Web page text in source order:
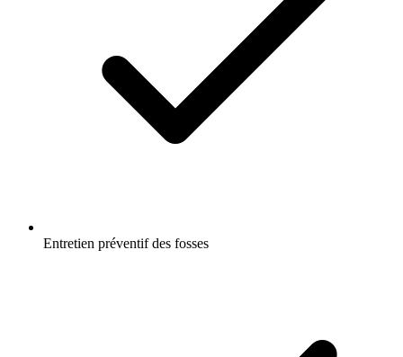
Entretien préventif des fosses